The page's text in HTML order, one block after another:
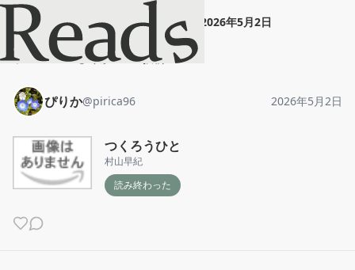
ぴりか つくろうひと 2026年5月2日
ホーム ぴりか 投稿
ぴりか@pirica96 2026年5月2日
つくろうひと
村山早紀
読み終わった